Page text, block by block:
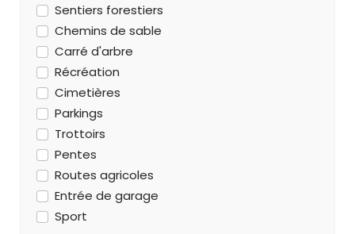
Sentiers forestiers
Chemins de sable
Carré d'arbre
Récréation
Cimetières
Parkings
Trottoirs
Pentes
Routes agricoles
Entrée de garage
Sport